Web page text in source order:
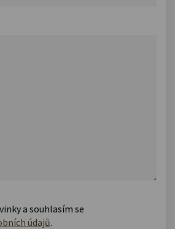
a souhlasím se
údajů.